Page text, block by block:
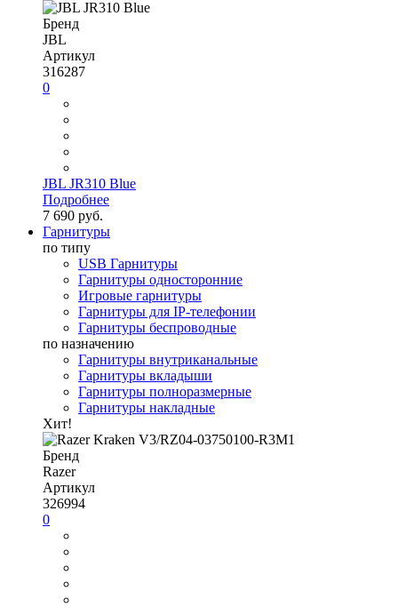
Бренд
JBL
Артикул
316287
0
JBL JR310 Blue
Подробнее
7 690 руб.
Гарнитуры
по типу
USB Гарнитуры
Гарнитуры односторонние
Игровые гарнитуры
Гарнитуры для IP-телефонии
Гарнитуры беспроводные
по назначению
Гарнитуры внутриканальные
Гарнитуры вкладыши
Гарнитуры полноразмерные
Гарнитуры накладные
Хит!
Бренд
Razer
Артикул
326994
0